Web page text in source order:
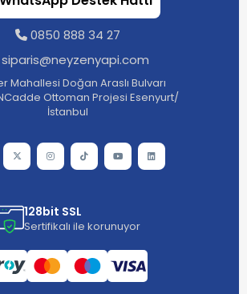
0850 888 34 27
siparis@neyzenyapi.com
Mahallesi Doğan Araslı Bulvarı
Ottoman Projesi Esenyurt/
İstanbul
128bit SSL
Sertifikalı ile korunuyor